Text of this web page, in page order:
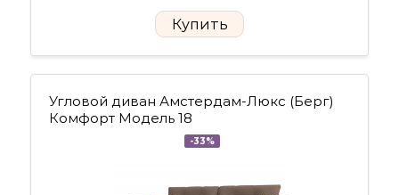
Купить
Угловой диван Амстердам-Люкс (Берг)
Комфорт Модель 18
-33%